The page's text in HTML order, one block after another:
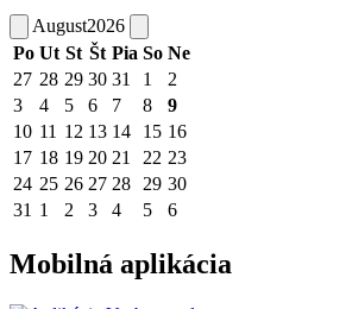
August2026
Po Ut St Št Pia So Ne
27 28 29 30 31 1
2
3
4 5 6 7 8
9
10 11 12 13 14 15 16
17 18 19 20 21 22 23
24 25 26 27 28 29 30
31 1 2 3 4 5 6
Mobilná aplikácia